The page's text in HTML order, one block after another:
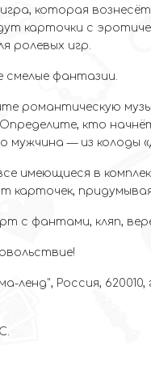
которая
карточки с
ролевых игр.
смелые фантазии.
романтическую
кто
мужчина — из
имеющиеся в
карточек,
с фантами, кляп,
Россия, 620010,